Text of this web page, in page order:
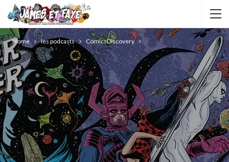
Home les podcasts ComicsDiscovery